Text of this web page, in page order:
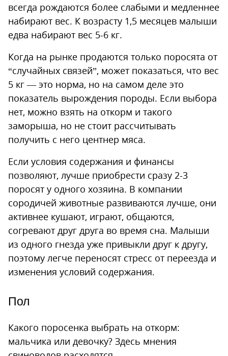
всегда рождаются более слабыми и медленнее
набирают вес. К возрасту 1,5 месяцев малыши
едва набирают вес 5-6 кг.
Когда на рынке продаются только поросята от
“случайных связей”, может показаться, что вес
5 кг — это норма, но на самом деле это
показатель вырождения породы. Если выбора
нет, можно взять на откорм и такого
заморыша, но не стоит рассчитывать
получить с него центнер мяса.
Если условия содержания и финансы
позволяют, лучше приобрести сразу 2-3
поросят у одного хозяина. В компании
сородичей животные развиваются лучше, они
активнее кушают, играют, общаются,
согревают друг друга во время сна. Малыши
из одного гнезда уже привыкли друг к другу,
поэтому легче переносят стресс от переезда и
изменения условий содержания.
Пол
Какого поросенка выбрать на откорм:
мальчика или девочку? Здесь мнения